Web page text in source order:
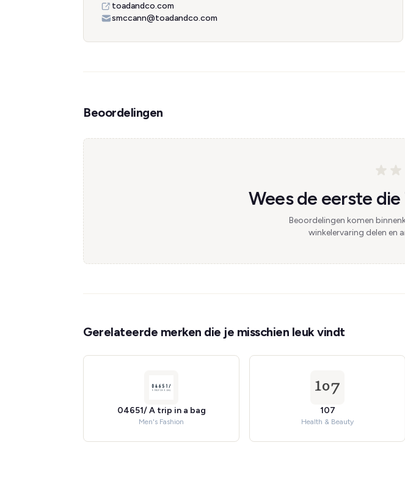
toadandco.com
smccann@toadandco.com
Beoordelingen
Wees de eerste
Beoordelingen komen
winkelervaring delen en
Gerelateerde merken die je misschien leuk vindt
04651/ A trip in a bag
Men's Fashion
107
Health & Beauty